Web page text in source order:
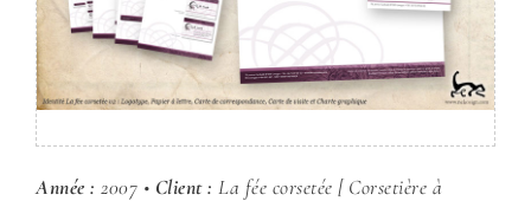
Année : 2007 • Client : La fée corsetée [ Corsetière à